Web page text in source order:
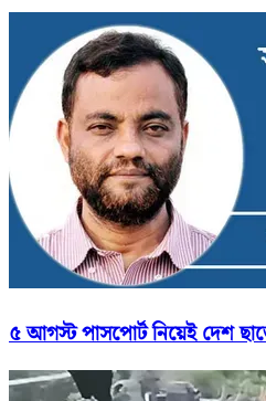
৫ আগস্ট পাসপোর্ট নিয়েই দেশ